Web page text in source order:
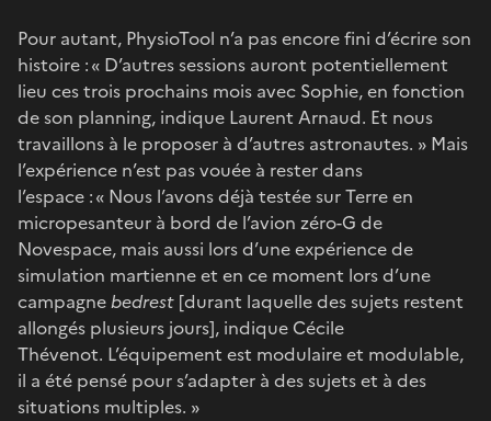
Pour autant, PhysioTool n’a pas encore fini d’écrire son
histoire : « D’autres sessions auront potentiellement
lieu ces trois prochains mois avec Sophie, en fonction
de son planning, indique Laurent Arnaud. Et nous
travaillons à le proposer à d’autres astronautes. » Mais
l’expérience n’est pas vouée à rester dans
l’espace : « Nous l’avons déjà testée sur Terre en
micropesanteur à bord de l’avion zéro-G de
Novespace, mais aussi lors d’une expérience de
simulation martienne et en ce moment lors d’une
campagnebedrest [durant laquelle des sujets restent
allongés plusieurs jours], indique Cécile
Thévenot. L’équipement est modulaire et modulable,
il a été pensé pour s’adapter à des sujets et à des
situations multiples. »